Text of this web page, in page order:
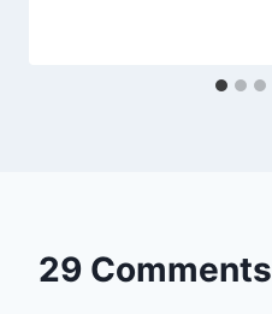
29 Comments